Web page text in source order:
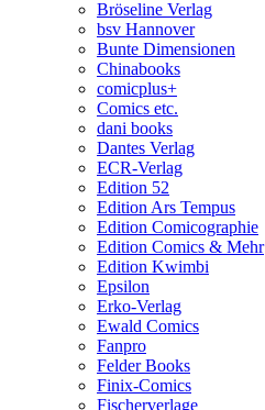
Bröseline Verlag
bsv Hannover
Bunte Dimensionen
Chinabooks
comicplus+
Comics etc.
dani books
Dantes Verlag
ECR-Verlag
Edition 52
Edition Ars Tempus
Edition Comicographie
Edition Comics & Mehr
Edition Kwimbi
Epsilon
Erko-Verlag
Ewald Comics
Fanpro
Felder Books
Finix-Comics
Fischerverlage